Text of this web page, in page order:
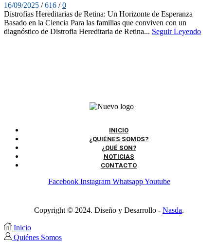
16/09/2025 / 616 / 0
Distrofias Hereditarias de Retina: Un Horizonte de Esperanza
Basado en la Ciencia Para las familias que conviven con un
diagnóstico de Distrofia Hereditaria de Retina... Seguir Leyendo
INICIO
¿QUIÉNES SOMOS?
¿QUÉ SON?
NOTICIAS
CONTACTO
Facebook Instagram Whatsapp Youtube
Copyright © 2024. Diseño y Desarrollo - Nasda.
Inicio
Quiénes Somos